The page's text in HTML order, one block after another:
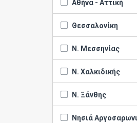
Αθήνα - Αττική
Θεσσαλονίκη
Ν. Μεσσηνίας
Ν. Χαλκιδικής
Ν. Ξάνθης
Νησιά